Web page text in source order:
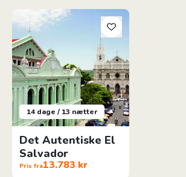
14 dage / 13 nætter
Det Autentiske El
Salvador
Pris fra13.783 kr
Det Autentiske El Salvador